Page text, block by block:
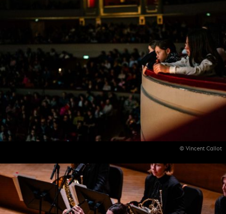
© Vincent Callot